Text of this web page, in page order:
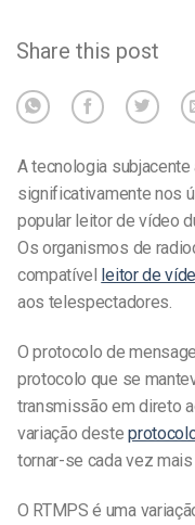
Share this post
A tecnologia
significativamente nos
popular leitor de vídeo
Os organismos de
compatível leitor de
aos telespectadores.
O protocolo de
protocolo que se
transmissão em direto
variação deste
tornar-se cada vez mais
O RTMPS é uma